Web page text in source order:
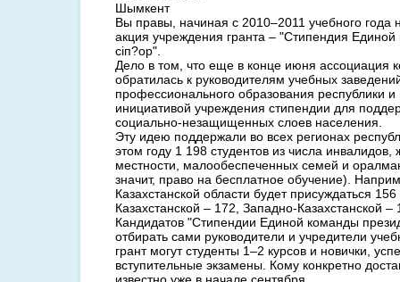
Шымкент
Вы правы, начиная с 2010–2011 учебного года
акция учреждения гранта – "Стипендия
сіп?ор".
Дело в том, что еще в конце июня ассоциация
обратилась к руководителям учебных
профессионального образования республики
инициативой учреждения стипендии для
социально-незащищенных слоев населения.
Эту идею поддержали во всех регионах
этом году 1 198 студентов из числа инвалидов,
местности, малообеспеченных семей и
значит, право на бесплатное обучение).
Казахстанской области будет присуждаться
Казахстанской – 172, Западно-Казахстанской –
Кандидатов "Стипендии Единой команды
отбирать сами руководители и учредители
грант могут студенты 1–2 курсов и новички,
вступительные экзамены. Кому конкретно
известно уже в начале сентября.